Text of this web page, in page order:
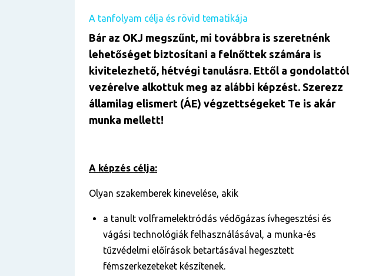
A tanfolyam célja és rövid tematikája
Bár az OKJ megszűnt, mi továbbra is szeretnénk
lehetőséget biztosítani a felnőttek számára is
kivitelezhető, hétvégi tanulásra. Ettől a gondolattól
vezérelve alkottuk meg az alábbi képzést. Szerezz
államilag elismert (ÁE) végzettségeket Te is akár
munka mellett!
A képzés célja:
Olyan szakemberek kinevelése, akik
a tanult volframelektródás védőgázas ívhegesztési és
vágási technológiák felhasználásával, a munka-és
tűzvédelmi előírások betartásával hegesztett
fémszerkezeteket készítenek.